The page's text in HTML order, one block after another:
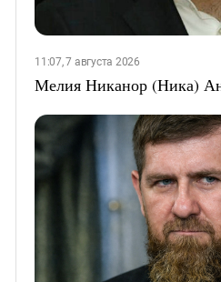
11:07, 7 августа 2026
Мелия Никанор (Ника)